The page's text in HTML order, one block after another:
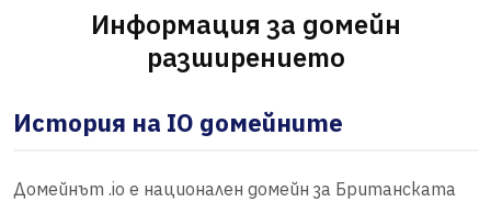
Информация за домейн
разширението
История на IO домейните
Домейнът .io е национален домейн за Британската